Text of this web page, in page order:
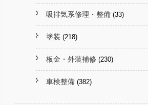
吸排気系修理・整備 (33)
塗装 (218)
板金・外装補修 (230)
車検整備 (382)